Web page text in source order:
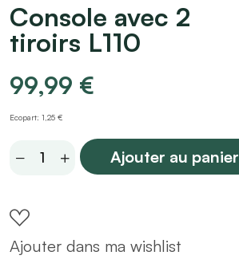
Console avec 2
tiroirs L110
99,99 €
Ecopart: 1,25 €
Console
tiroirs
L110
Ajouter au panier
Ajouter dans ma wishlist